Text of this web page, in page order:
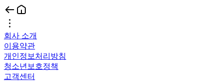
회사 소개
이용약관
개인정보처리방침
청소년보호정책
고객센터